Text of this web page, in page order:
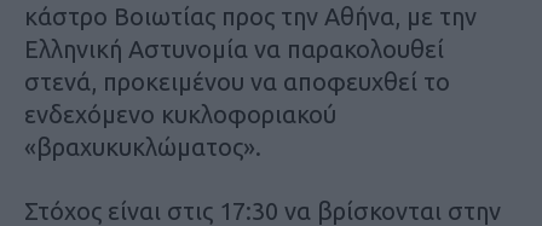
κάστρο Βοιωτίας προς την Αθήνα, με την
Ελληνική Αστυνομία να παρακολουθεί
στενά, προκειμένου να αποφευχθεί το
ενδεχόμενο κυκλοφοριακού
«βραχυκυκλώματος».
Στόχος είναι στις 17:30 να βρίσκονται στην